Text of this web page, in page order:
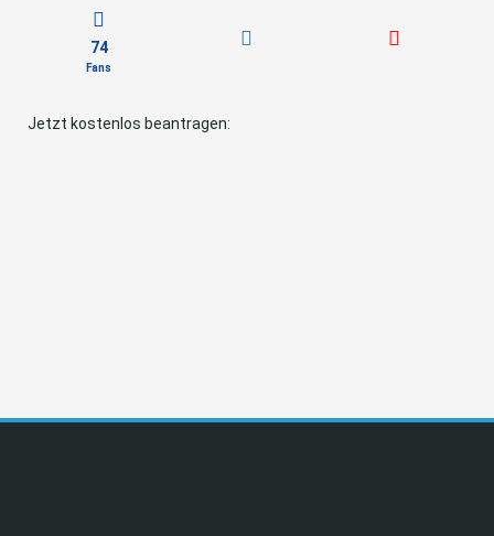
74
Fans
Jetzt kostenlos beantragen: